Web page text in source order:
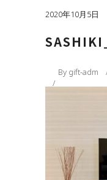
2020年10月5日
By gift-adm